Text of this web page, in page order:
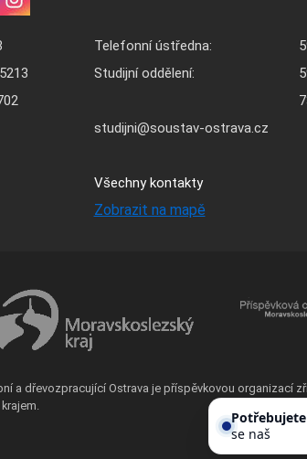
Telefonní ústředna:
Studijní oddělení:
studijni@soustav-ostrava.cz
Všechny kontakty
Zobrazit na mapě
a dřevozpracující Ostrava je příspěvkovou organizací
se našeho